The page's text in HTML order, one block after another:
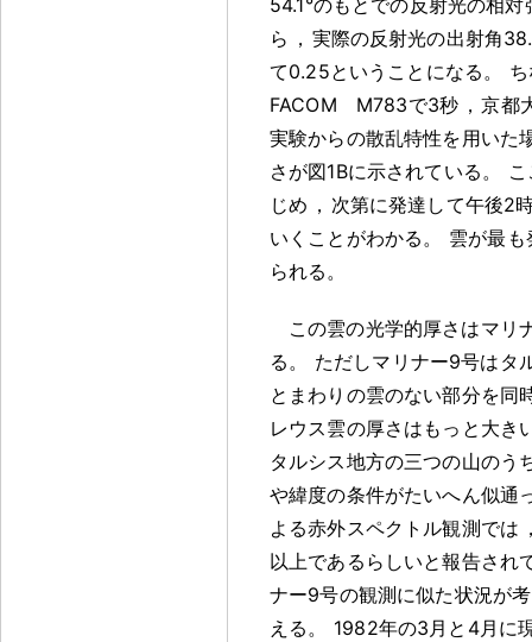
54.1°のもとでの反射光の相
ら ， 実際の反射光の出射角
て0.25ということになる。
FACOM M783で3秒 ， 京都
実験からの散乱特性を用いた
さが図1Bに示されている。
じめ ， 次第に発達して午後2
いくことがわかる。
雲が最も
られる。
この雲の光学的厚さはマリ
る。
ただしマリナー9号はタ
とまわりの雲のない部分を同
レウス雲の厚さはもっと大き
タルシス地方の三つの山のう
や緯度の条件がたいへん似通
よる赤外スペクトル観測では
以上であるらしいと報告され
ナー9号の観測に似た状況が
える。
1982年の3月と4月に